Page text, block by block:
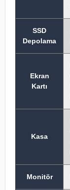
SSD
Depolama
Ekran
Kartı
Kasa
Monitör